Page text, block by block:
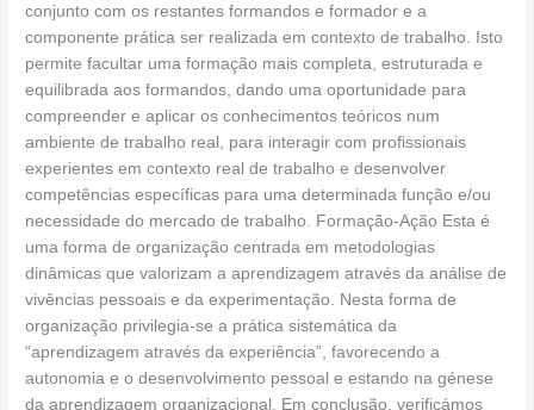
conjunto com os restantes formandos e formador e a
componente prática ser realizada em contexto de trabalho. Isto
permite facultar uma formação mais completa, estruturada e
equilibrada aos formandos, dando uma oportunidade para
compreender e aplicar os conhecimentos teóricos num
ambiente de trabalho real, para interagir com profissionais
experientes em contexto real de trabalho e desenvolver
competências específicas para uma determinada função e/ou
necessidade do mercado de trabalho. Formação-Ação Esta é
uma forma de organização centrada em metodologias
dinâmicas que valorizam a aprendizagem através da análise de
vivências pessoais e da experimentação. Nesta forma de
organização privilegia-se a prática sistemática da
“aprendizagem através da experiência”, favorecendo a
autonomia e o desenvolvimento pessoal e estando na génese
da aprendizagem organizacional. Em conclusão, verificámos